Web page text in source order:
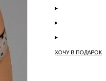
ХОЧУ В ПОДАРОК